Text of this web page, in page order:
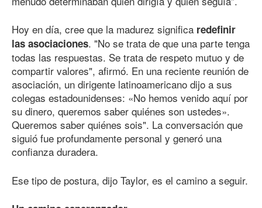
Hoy en día, cree que la madurez significa redefinir
las asociaciones. "No se trata de que una parte tenga
todas las respuestas. Se trata de respeto mutuo y de
compartir valores", afirmó. En una reciente reunión de
asociación, un dirigente latinoamericano dijo a sus
colegas estadounidenses: «No hemos venido aquí por
su dinero, queremos saber quiénes son ustedes».
Queremos saber quiénes sois". La conversación que
siguió fue profundamente personal y generó una
confianza duradera.
Ese tipo de postura, dijo Taylor, es el camino a seguir.